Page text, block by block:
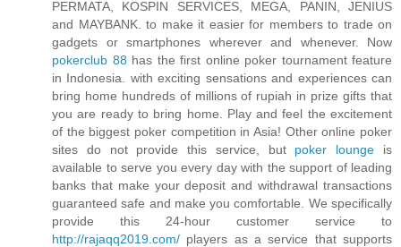
PERMATA, KOSPIN SERVICES, MEGA, PANIN, JENIUS
and MAYBANK. to make it easier for members to trade on
gadgets or smartphones wherever and whenever. Now
pokerclub 88 has the first online poker tournament feature
in Indonesia. with exciting sensations and experiences can
bring home hundreds of millions of rupiah in prize gifts that
you are ready to bring home. Play and feel the excitement
of the biggest poker competition in Asia! Other online poker
sites do not provide this service, but poker lounge is
available to serve you every day with the support of leading
banks that make your deposit and withdrawal transactions
guaranteed safe and make you comfortable. We specifically
provide this 24-hour customer service to
http://rajaqq2019.com/ players as a service that supports